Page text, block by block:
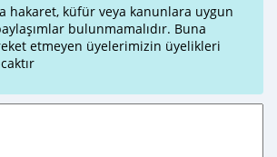
hakaret, küfür veya kanunlara uygun
bulunmamalıdır. Buna
etmeyen üyelerimizin üyelikleri